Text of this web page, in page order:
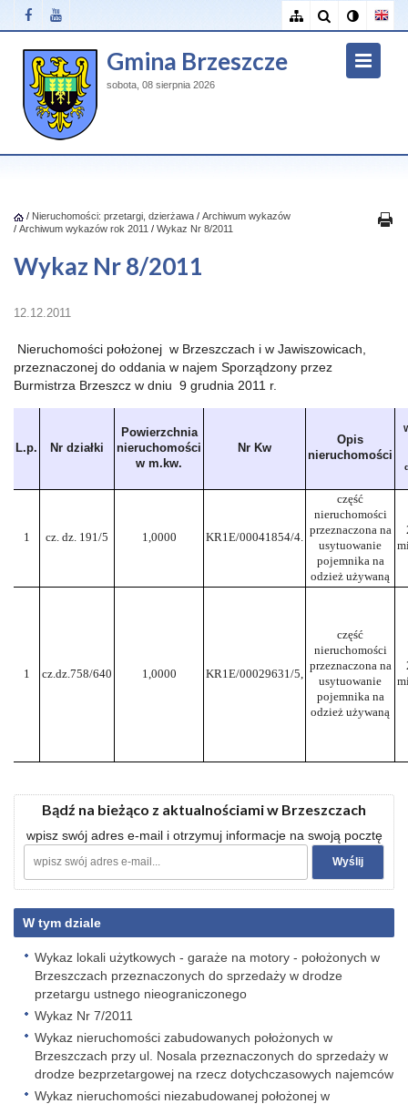
Gmina Brzeszcze
sobota, 08 sierpnia 2026
/ Nieruchomości: przetargi, dzierżawa / Archiwum wykazów
/ Archiwum wykazów rok 2011 / Wykaz Nr 8/2011
Wykaz Nr 8/2011
12.12.2011
Nieruchomości położonej w Brzeszczach i w Jawiszowicach,
przeznaczonej do oddania w najem Sporządzony przez
Burmistrza Brzeszcz w dniu 9 grudnia 2011 r.
L.p. Nr działki
Powierzchnia
nieruchomości
w m.kw.
Nr Kw
Opis
nieruchomości
1 cz. dz. 191/5 1,0000 KR1E/00041854/4.
część
nieruchomości
przeznaczona na
usytuowanie
pojemnika na
odzież używaną
1 cz.dz.758/640 1,0000 KR1E/00029631/5,
część
nieruchomości
przeznaczona na
usytuowanie
pojemnika na
odzież używaną
Bądź na bieżąco z aktualnościami w Brzeszczach
wpisz swój adres e-mail i otrzymuj informacje na swoją pocztę
W tym dziale
Wykaz lokali użytkowych - garaże na motory - położonych w
Brzeszczach przeznaczonych do sprzedaży w drodze
przetargu ustnego nieograniczonego
Wykaz Nr 7/2011
Wykaz nieruchomości zabudowanych położonych w
Brzeszczach przy ul. Nosala przeznaczonych do sprzedaży w
drodze bezprzetargowej na rzecz dotychczasowych najemców
Wykaz nieruchomości niezabudowanej położonej w